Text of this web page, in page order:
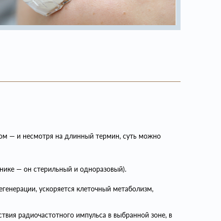
— и несмотря на длинный термин, суть можно
— он стерильный и одноразовый).
ускоряется клеточный метаболизм,
радиочастотного импульса в выбранной зоне, в